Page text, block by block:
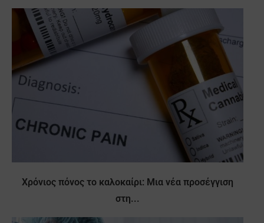
Χρόνιος πόνος το καλοκαίρι: Μια νέα προσέγγιση
στη...